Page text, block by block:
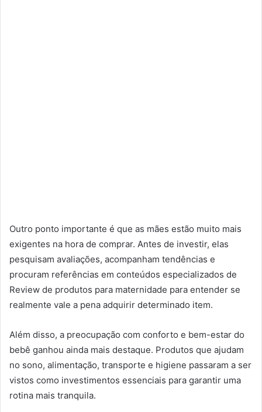
Outro ponto importante é que as mães estão muito mais
exigentes na hora de comprar. Antes de investir, elas
pesquisam avaliações, acompanham tendências e
procuram referências em conteúdos especializados de
Review de produtos para maternidade para entender se
realmente vale a pena adquirir determinado item.
Além disso, a preocupação com conforto e bem-estar do
bebê ganhou ainda mais destaque. Produtos que ajudam
no sono, alimentação, transporte e higiene passaram a ser
vistos como investimentos essenciais para garantir uma
rotina mais tranquila.